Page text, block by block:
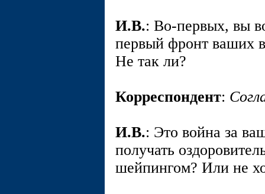
И.В.: Во-первых, вы
первый фронт ваших
Не так ли?
Корреспондент:
И.В.: Это война за
получать
шейпингом? Или не